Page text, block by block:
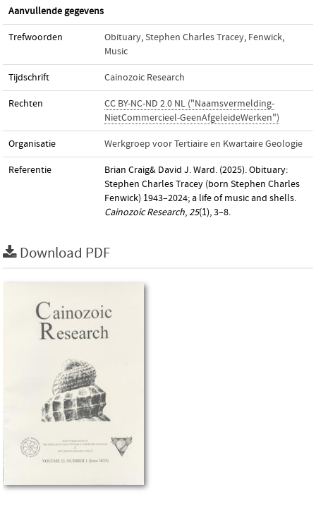
Aanvullende gegevens
Trefwoorden Obituary,Stephen Charles Tracey, Fenwick,
Music
Tijdschrift Cainozoic Research
Rechten
CC BY-NC-ND 2.0 NL ("Naamsvermelding-
NietCommercieel-GeenAfgeleideWerken")
Organisatie Werkgroep voor Tertiaire en Kwartaire Geologie
Referentie
Brian Craig& David J. Ward. (2025). Obituary:
Stephen Charles Tracey (born Stephen Charles
Fenwick) 1943–2024; a life of music and shells.
Cainozoic Research,25(1), 3–8.
Download PDF